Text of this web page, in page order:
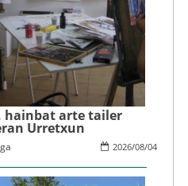
hainbat arte tailer
Urretxun
2026/08/04